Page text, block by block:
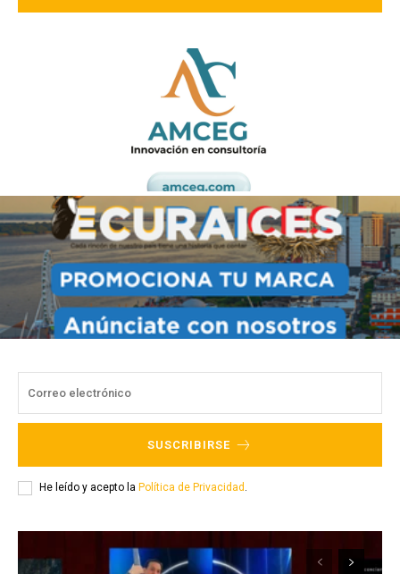
SUSCRIBIRSE
He leído y acepto la Política de Privacidad .